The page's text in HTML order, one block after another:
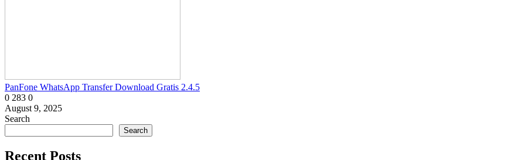
PanFone WhatsApp Transfer Download Gratis 2.4.5
0 283 0
August 9, 2025
Search
Search
Recent Posts